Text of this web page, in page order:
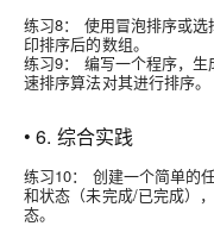
练习8： 使用冒泡排序或
印排序后的数组。
练习9： 编写一个程序，
速排序算法对其进行排序。
• 6. 综合实践
练习10： 创建一个简单的
和状态（未完成/已完成）
态。